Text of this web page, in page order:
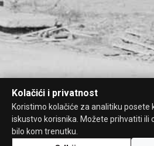
Kolačići i privatnost
Koristimo kolačiće za analitiku posete
iskustvo korisnika. Možete prihvatiti ili
bilo kom trenutku.